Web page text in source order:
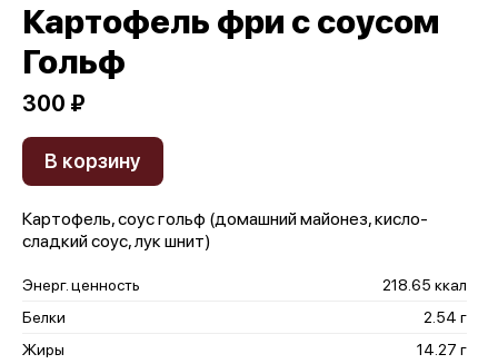
Картофель фри с соусом
Гольф
300 ₽
В корзину
Картофель, соус гольф (домашний майонез, кисло-
сладкий соус, лук шнит)
Энерг. ценность
218.65 ккал
Белки
2.54 г
Жиры
14.27 г